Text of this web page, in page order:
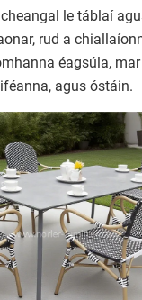
le táblaí
rud a
éagsúla,
agus óstáin.